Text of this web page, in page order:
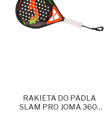
RAKIETA DO PADLA
SLAM PRO JOMA 360-